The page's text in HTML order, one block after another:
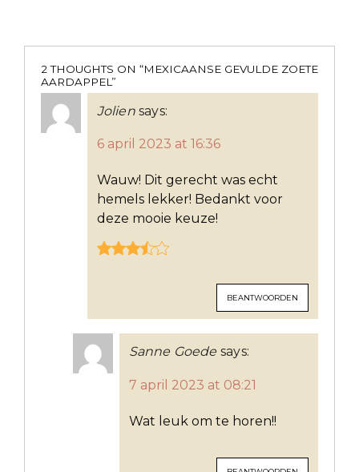
2 THOUGHTS ON “MEXICAANSE GEVULDE ZOETE
AARDAPPEL ”
Jolien says:
6 april 2023 at 16:36
Wauw! Dit gerecht was echt
hemels lekker! Bedankt voor
deze mooie keuze!
BEANTWOORDEN
Sanne Goede says:
7 april 2023 at 08:21
Wat leuk om te horen!!